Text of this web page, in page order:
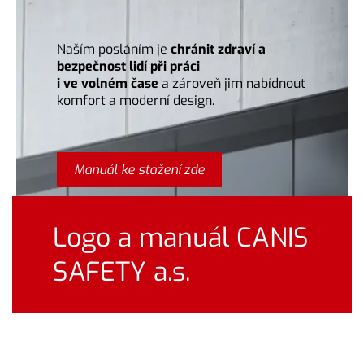
Naším posláním je chránit zdraví a
bezpečnost lidí při práci
i ve volném čase a zároveň jim nabídnout
komfort a moderní design.
Manuál ke stažení zde
Logo a manuál CANIS
SAFETY a.s.